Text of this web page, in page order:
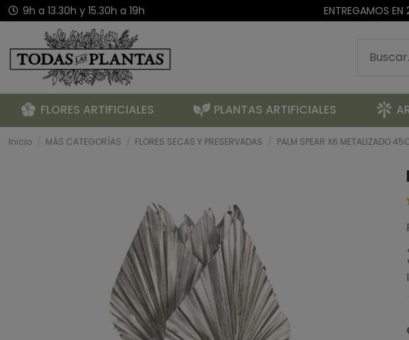
9h a 13.30h y 15.30h a 19h ENTREGAMOS
FLORES ARTIFICIALES PLANTAS ARTIFICIALES
Inicio MÁS CATEGORÍAS FLORES SECAS Y PRESERVADAS PALM SPEAR X6 METALIZADO